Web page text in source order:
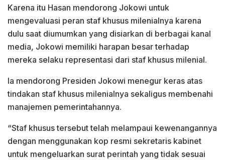
Karena itu Hasan mendorong Jokowi untuk
mengevaluasi peran staf khusus milenialnya karena
dulu saat diumumkan yang disiarkan di berbagai kanal
media, Jokowi memiliki harapan besar terhadap
mereka selaku representasi dari staf khusus milenial.
Ia mendorong Presiden Jokowi menegur keras atas
tindakan staf khusus milenialnya sekaligus membenahi
manajemen pemerintahannya.
“Staf khusus tersebut telah melampaui kewenangannya
dengan menggunakan kop resmi sekretaris kabinet
untuk mengeluarkan surat perintah yang tidak sesuai